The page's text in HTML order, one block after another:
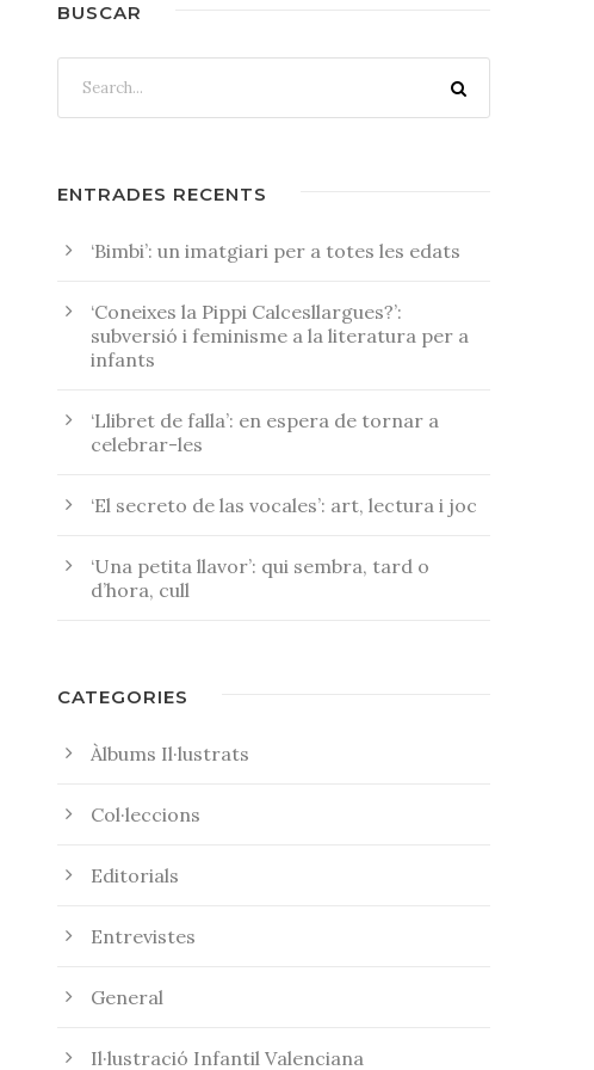
BUSCAR
ENTRADES RECENTS
‘Bimbi’: un imatgiari per a totes les edats
‘Coneixes la Pippi Calcesllargues?’:
subversió i feminisme a la literatura per a
infants
‘Llibret de falla’: en espera de tornar a
celebrar-les
‘El secreto de las vocales’: art, lectura i joc
‘Una petita llavor’: qui sembra, tard o
d’hora, cull
CATEGORIES
Àlbums Il·lustrats
Col·leccions
Editorials
Entrevistes
General
Il·lustració Infantil Valenciana